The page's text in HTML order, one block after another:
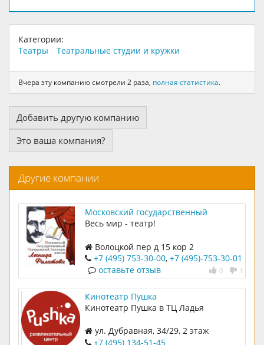
Категории:
Театры
Театральные студии и кружки
Вчера эту компанию смотрели 2 раза, полная статистика.
Добавить другую компанию
Это ваша компания?
Другие компании
Московский государственный
театральный колледж (техникум)
Весь мир - театр!
Волоцкой пер д 15 кор 2
+7 (495) 753-30-00, +7 (495)-753-30-01
0 1
оставьте отзыв
Кинотеатр Пушка
Кинотеатр Пушка в ТЦ Ладья
ул. Дубравная, 34/29, 2 этаж
+7 (495) 134-51-45